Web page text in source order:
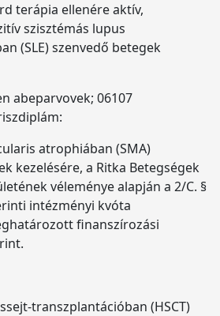
terápia ellenére aktív,
szisztémás lupus
(SLE) szenvedő betegek
abeparvovek; 06107
atrophiában (SMA)
kezelésére, a Ritka Betegségek
véleménye alapján a 2/C. §
intézményi kvóta
finanszírozási
transzplantációban (HSCT)